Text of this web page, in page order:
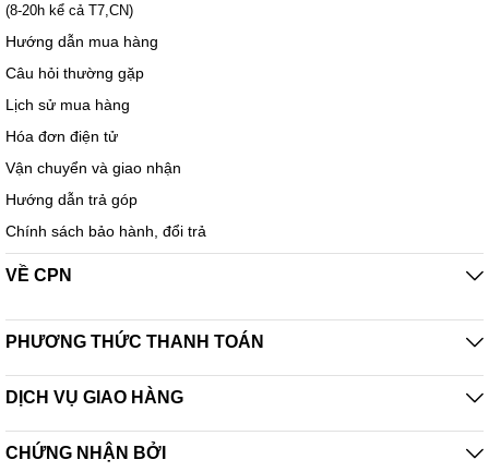
Công suất
2,400 W
(8-20h kể cả T7,CN)
Hướng dẫn mua hàng
Câu hỏi thường gặp
Lịch sử mua hàng
Hóa đơn điện tử
Vận chuyển và giao nhận
Hướng dẫn trả góp
Chính sách bảo hành, đổi trả
VỀ CPN
PHƯƠNG THỨC THANH TOÁN
DỊCH VỤ GIAO HÀNG
CHỨNG NHẬN BỞI